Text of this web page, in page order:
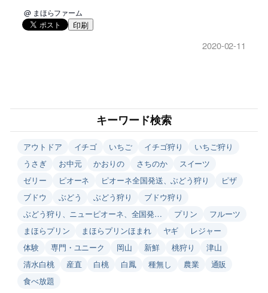
@ まほらファーム
印刷
2020-02-11
キーワード検索
アウトドア イチゴ いちご イチゴ狩り
いちご狩り
うさぎ
お中元 かおりの さちのか
スイーツ
ゼリー
ピオーネ ピオーネ全国発送、ぶどう狩り
ピザ
ブドウ
ぶどう ぶどう狩り
ブドウ狩り
ぶどう狩り、ニューピオーネ、全国発…
プリン
フルーツ
まほらプリン
まほらプリンほまれ ヤギ
レジャー
体験
専門・ユニーク 岡山 新鮮 桃狩り
津山
清水白桃
産直 白桃 白鳳 種無し 農業
通販
食べ放題